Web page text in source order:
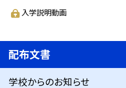
入学説明動画
配布文書
学校からのお知らせ